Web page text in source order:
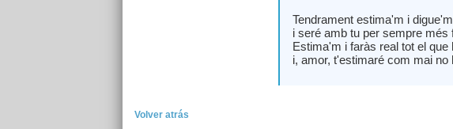
Tendrament estima'm i
i seré amb tu per sempre més
Estima'm i faràs real tot el que
i, amor, t'estimaré com mai no
Volver atrás